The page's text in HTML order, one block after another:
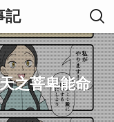
記
之菩卑能命